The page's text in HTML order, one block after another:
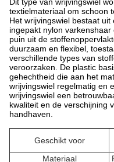
textielmateriaal om schoon
Het wrijvingswiel bestaat
ingepakt nylon
puin uit de
duurzaam en flexibel,
verschillende types van
veroorzaken. De plastic
gehechtheid die aan het
wrijvingswiel regelmatig en
wrijvingswiel een
kwaliteit en de verschijning
handhaven.
Geschikt voor
Materiaal